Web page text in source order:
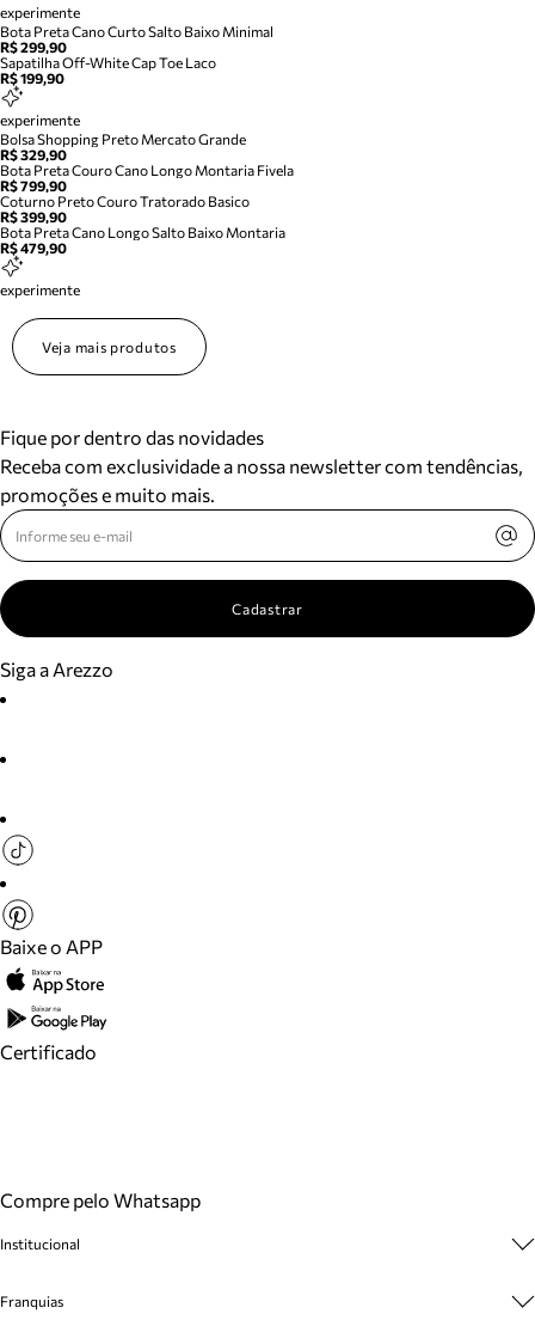
experimente
Bota Preta Cano Curto Salto Baixo Minimal
R$ 299,90
Sapatilha Off-White Cap Toe Laco
R$ 199,90
experimente
Bolsa Shopping Preto Mercato Grande
R$ 329,90
Bota Preta Couro Cano Longo Montaria Fivela
R$ 799,90
Coturno Preto Couro Tratorado Basico
R$ 399,90
Bota Preta Cano Longo Salto Baixo Montaria
R$ 479,90
experimente
Veja mais produtos
Fique por dentro das novidades
Receba com exclusividade a nossa newsletter com tendências,
promoções e muito mais.
Cadastrar
Siga a Arezzo
Baixe o APP
Certificado
Compre pelo Whatsapp
Institucional
Cashback
Franquias